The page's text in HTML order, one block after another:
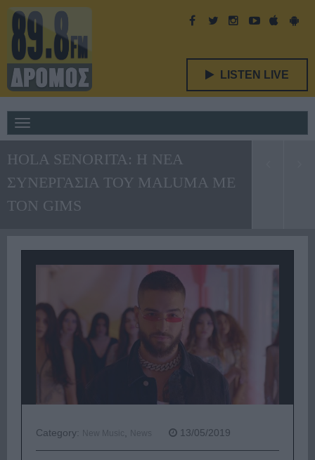
LISTEN LIVE
navigation
HOLA SENORITA: Η ΝΕΑ
ΣΥΝΕΡΓΑΣΙΑ ΤΟΥ MALUMA ΜΕ
ΤΟΝ GIMS
Category: New Music News 13/05/2019